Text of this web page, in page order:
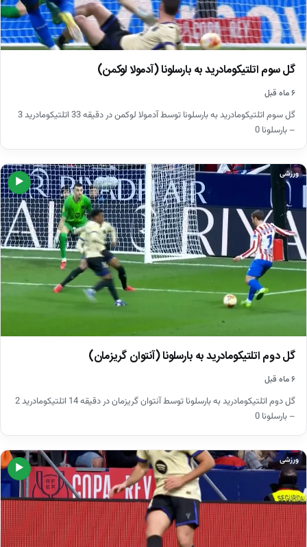
گل سوم اتلتیکومادرید به بارسلونا (آدمولا لوکمن)
۶ ماه قبل
گل سوم اتلتیکومادرید به بارسلونا توسط آدمولا لوکمن در دقیقه 33 اتلتیکومادرید 3
– بارسلونا 0
▶
ورزشی
گل دوم اتلتیکومادرید به بارسلونا (آنتوان گریزمان)
۶ ماه قبل
گل دوم اتلتیکومادرید به بارسلونا توسط آنتوان گریزمان در دقیقه 14 اتلتیکومادرید 2
– بارسلونا 0
▶
ورزشی